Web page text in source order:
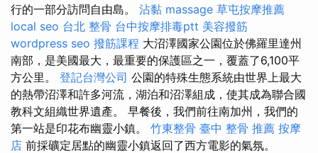
行的一部分訪問自由島。 沾黏 massage 草屯按摩推薦
local seo 台北 整骨 台中按摩排毒ptt 美容撥筋
wordpress seo 撥筋課程 大沼澤國家公園位於佛羅里達州
南部，是美國最大，最重要的保護區之一，覆蓋了6,100平
方公里。 登記台灣公司 公園的特殊生態系統由世界上最大
的熱帶沼澤和許多河流，湖泊和沼澤組成，使其成為聯合國
教科文組織世界遺產。 早餐後，我們前往南加州，我們的
第一站是印花布幽靈小鎮。 竹東整骨 臺中 整骨 推薦 按摩
店 前採礦定居點的幽靈小鎮返回了西方電影的氣氛。